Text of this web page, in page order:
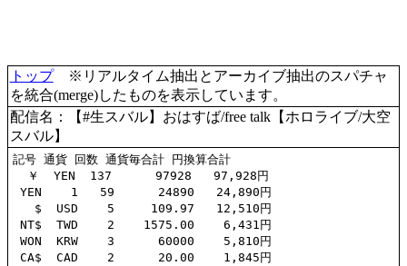
トップ※リアルタイム抽出とアーカイブ抽出のスパチャ
を統合(merge)したものを表示しています。
配信名：【#生スバル】おはすば/free talk【ホロライブ/大空
スバル】
記号 通貨 回数 通貨毎合計 円換算合計
  ￥  YEN  137      97928   97,928円
YEN    1   59      24890   24,890円
   $  USD    5     109.97   12,510円
NT$  TWD    2    1575.00    6,431円
WON  KRW    3      60000    5,810円
CA$  CAD    2      20.00    1,845円